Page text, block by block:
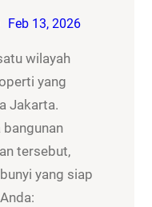
Feb 13, 2026
wilayah
yang
Jakarta.
bangunan
tersebut,
yang siap